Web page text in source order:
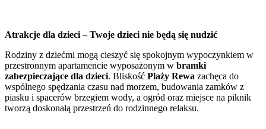
Atrakcje dla dzieci – Twoje dzieci nie będą się nudzić
Rodziny z dziećmi mogą cieszyć się spokojnym wypoczynkiem w
przestronnym apartamencie wyposażonym w bramki
zabezpieczające dla dzieci. Bliskość Plaży Rewa zachęca do
wspólnego spędzania czasu nad morzem, budowania zamków z
piasku i spacerów brzegiem wody, a ogród oraz miejsce na piknik
tworzą doskonałą przestrzeń do rodzinnego relaksu.